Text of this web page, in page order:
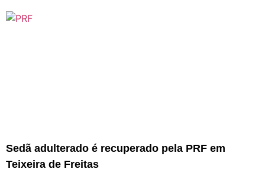
Sedã adulterado é recuperado pela PRF em
Teixeira de Freitas